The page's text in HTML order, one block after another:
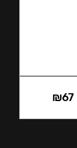
₪67